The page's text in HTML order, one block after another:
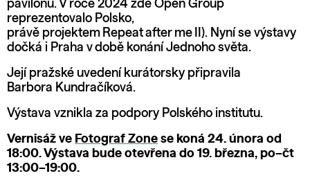
pavilonu. V roce 2024 zde Open Group
reprezentovalo Polsko,
právě projektem Repeat after me II). Nyní se výstavy
dočká i Praha v době konání Jednoho světa.
Její pražské uvedení kurátorsky připravila
Barbora Kundračíková.
Výstava vznikla za podpory Polského institutu.
Vernisáž ve Fotograf Zone se koná 24. února od
18:00. Výstava bude otevřena do 19. března, po–čt
13:00–19:00.